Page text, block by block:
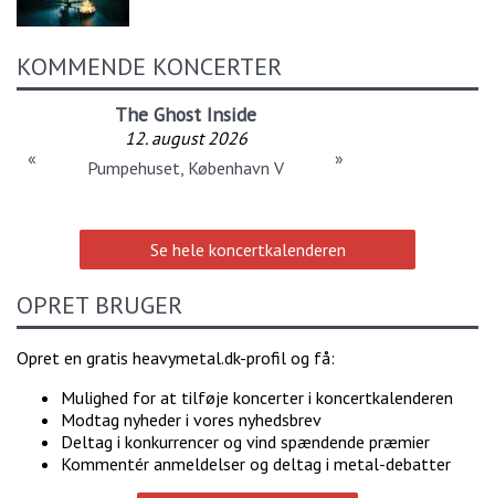
KOMMENDE KONCERTER
The Ghost Inside
12. august 2026
Pumpehuset, København V
« »
Se hele koncertkalenderen
OPRET BRUGER
Opret en gratis heavymetal.dk-profil og få:
Mulighed for at tilføje koncerter i koncertkalenderen
Modtag nyheder i vores nyhedsbrev
Deltag i konkurrencer og vind spændende præmier
Kommentér anmeldelser og deltag i metal-debatter